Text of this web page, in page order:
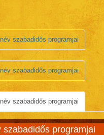
szabadidős programjai
szabadidős programjai
szabadidős programjai
szabadidős programjai